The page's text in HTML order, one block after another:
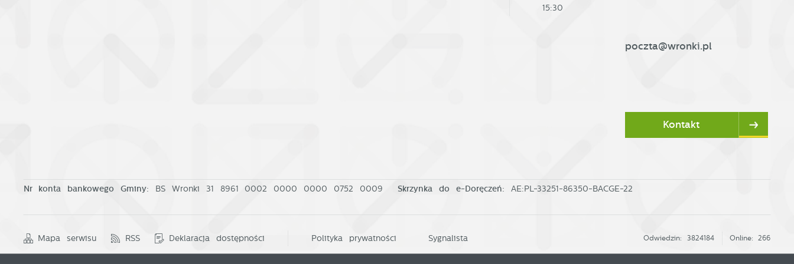
15:30
poczta@wronki.pl
Kontakt
Nr konta bankowego Gminy: BS Wronki 31 8961 0002 0000 0000 0752 0009 Skrzynka do e-Doręczeń: AE:PL-33251-86350-BACGE-22
Mapa serwisu RSS Deklaracja dostępności Polityka prywatności Sygnalista Odwiedzin: 3824184 Online: 266